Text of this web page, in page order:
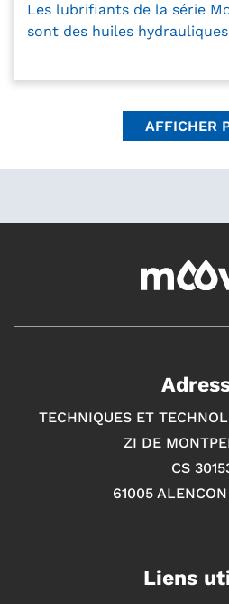
Les lubrifiants de la série
sont des huiles
AFFICHER
TECHNIQUES ET
ZI DE
CS
61005
Liens